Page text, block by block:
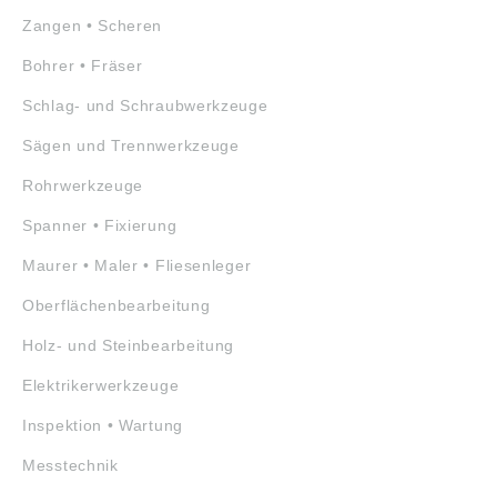
Zangen • Scheren
Bohrer • Fräser
Schlag- und Schraubwerkzeuge
Sägen und Trennwerkzeuge
Rohrwerkzeuge
Spanner • Fixierung
Maurer • Maler • Fliesenleger
Oberflächenbearbeitung
Holz- und Steinbearbeitung
Elektrikerwerkzeuge
Inspektion • Wartung
Messtechnik